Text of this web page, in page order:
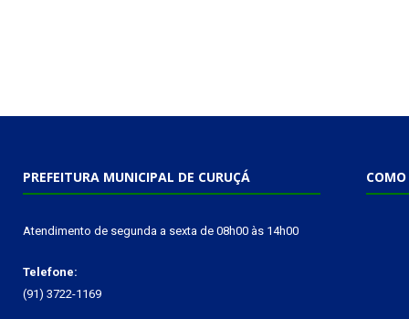
PREFEITURA MUNICIPAL DE CURUÇÁ
Atendimento de segunda a sexta de 08h00 às 14h00
Telefone:
(91) 3722-1169
COMO